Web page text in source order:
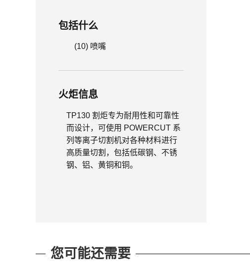
包括什么
(10) 喷嘴
火炬信息
TP130 割炬专为耐用性和可靠性
而设计，可使用 POWERCUT 系
列等离子切割机对各种材料进行
高质量切割，包括低碳钢、不锈
钢、铝、黄铜和铜。
您可能还需要